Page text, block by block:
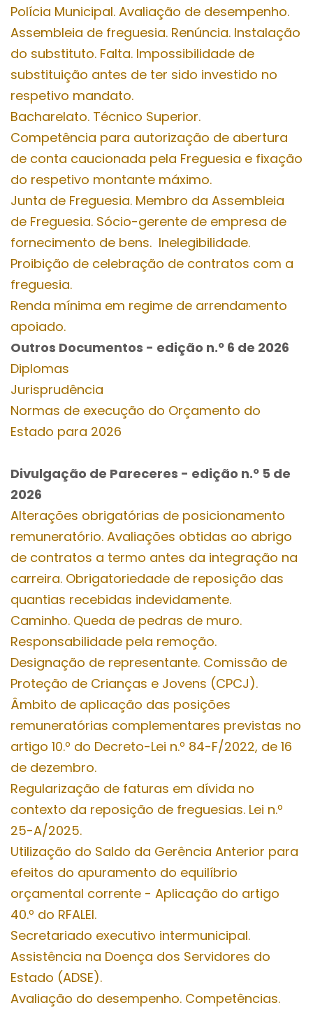
Polícia Municipal. Avaliação de desempenho.
Assembleia de freguesia. Renúncia. Instalação
do substituto. Falta. Impossibilidade de
substituição antes de ter sido investido no
respetivo mandato.
Bacharelato. Técnico Superior.
Competência para autorização de abertura
de conta caucionada pela Freguesia e fixação
do respetivo montante máximo.
Junta de Freguesia. Membro da Assembleia
de Freguesia. Sócio-gerente de empresa de
fornecimento de bens. Inelegibilidade.
Proibição de celebração de contratos com a
freguesia.
Renda mínima em regime de arrendamento
apoiado.
Outros Documentos - edição n.º 6 de 2026
Diplomas
Jurisprudência
Normas de execução do Orçamento do
Estado para 2026
Divulgação de Pareceres - edição n.º 5 de
2026
Alterações obrigatórias de posicionamento
remuneratório. Avaliações obtidas ao abrigo
de contratos a termo antes da integração na
carreira. Obrigatoriedade de reposição das
quantias recebidas indevidamente.
Caminho. Queda de pedras de muro.
Responsabilidade pela remoção.
Designação de representante. Comissão de
Proteção de Crianças e Jovens (CPCJ).
Âmbito de aplicação das posições
remuneratórias complementares previstas no
artigo 10.º do Decreto-Lei n.º 84-F/2022, de 16
de dezembro.
Regularização de faturas em dívida no
contexto da reposição de freguesias. Lei n.º
25-A/2025.
Utilização do Saldo da Gerência Anterior para
efeitos do apuramento do equilíbrio
orçamental corrente - Aplicação do artigo
40.º do RFALEI.
Secretariado executivo intermunicipal.
Assistência na Doença dos Servidores do
Estado (ADSE).
Avaliação do desempenho. Competências.